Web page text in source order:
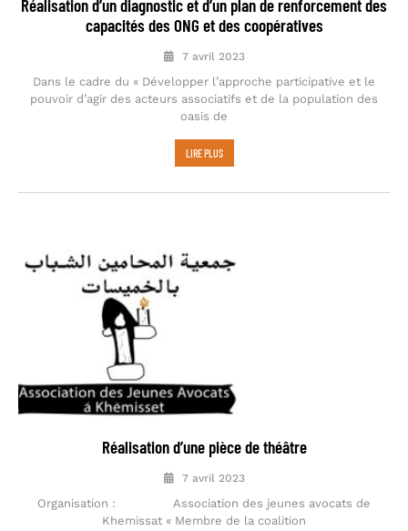
Réalisation d’un diagnostic et d’un plan de renforcement des
capacités des ONG et des coopératives
7 avril 2023
Dans le cadre du « Développer l’approche participative et le
pouvoir d’agir des acteurs associatifs et de la population des
oasis de
LIRE PLUS
Réalisation d’une pièce de théâtre
7 avril 2023
Organisation : Association des jeunes avocats de
Khemissat « Membre de la coalition